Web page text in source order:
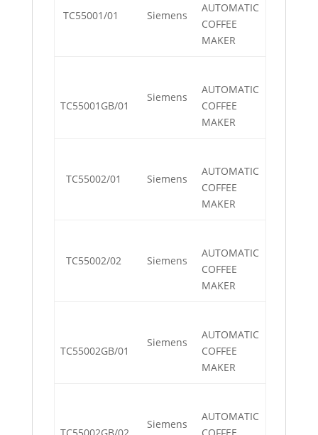
TC55001/01 Siemens
AUTOMATIC
COFFEE
MAKER
TC55001GB/01
Siemens
AUTOMATIC
COFFEE
MAKER
TC55002/01 Siemens
AUTOMATIC
COFFEE
MAKER
TC55002/02 Siemens
AUTOMATIC
COFFEE
MAKER
TC55002GB/01
Siemens
AUTOMATIC
COFFEE
MAKER
Siemens
AUTOMATIC